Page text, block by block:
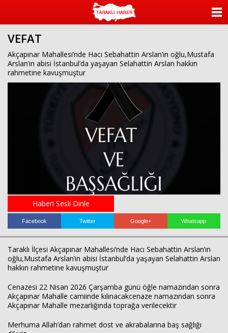
VEFAT
Akçapınar Mahallesi’nde Hacı Sebahattin Arslan’ın oğlu,Mustafa
Arslan’ın abisi İstanbul’da yaşayan Selahattin Arslan hakkın
rahmetine kavuşmuştur
Haberi Sesli Dinle
Facebook Twitter Google+ Whatsapp
Taraklı İlçesi Akçapınar Mahallesi’nde Hacı Sebahattin Arslan’ın
oğlu,Mustafa Arslan’ın abisi İstanbul’da yaşayan Selahattin Arslan
hakkın rahmetine kavuşmuştur
Cenazesi 22 Nisan 2026 Çarşamba günü öğle namazından sonra
Akçapınar Mahalle camiinde kılınacakcenaze namazından sonra
Akçapınar Mahalle mezarlığında toprağa verilecektir
Merhuma Allah’dan rahmet dost ve akrabalarına baş sağlığı
YAZARLAR
İLETİŞİM
Haberin Doğru Adresi.